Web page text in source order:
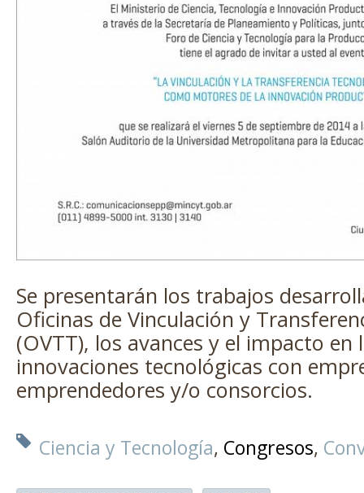
Se presentarán los trabajos
Oficinas de Vinculación y
(OVTT), los avances y el impacto en
innovaciones tecnológicas con
emprendedores y/o consorcios.
Ciencia y Tecnología Congresos